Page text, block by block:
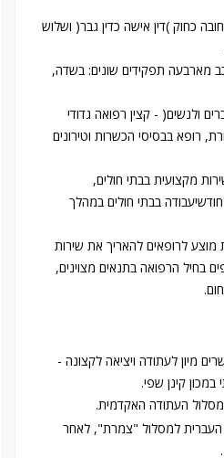
כחוק )דין אישה כדין גבר( ושלוש
מארבעה תפקידים שונים: בשדה,
ולנשים( - קצין רפואה גדודי
רופא בבסיסי הכשרות וטירונים
מקצועית בבתי חולים,
בבתי חולים במהלך
מוצע לרופאים להאריך את שירות
בחיל הרפואה בתנאים מצוינים,
מיון לעתודה ויציאה לקצונה -
העתודה האקדמית.
העברית למסלול "צמרת", לאחר